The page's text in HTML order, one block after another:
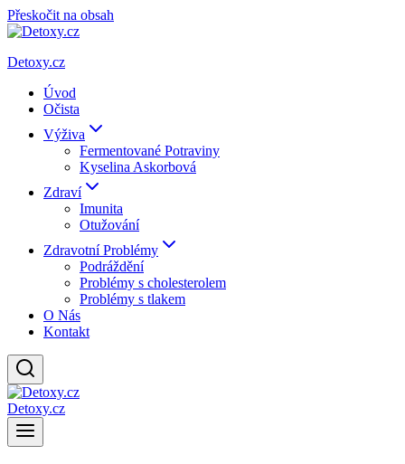
Přeskočit na obsah
Detoxy.cz
Úvod
Očista
Výživa
Fermentované Potraviny
Kyselina Askorbová
Zdraví
Imunita
Otužování
Zdravotní Problémy
Podráždění
Problémy s cholesterolem
Problémy s tlakem
O Nás
Kontakt
Detoxy.cz